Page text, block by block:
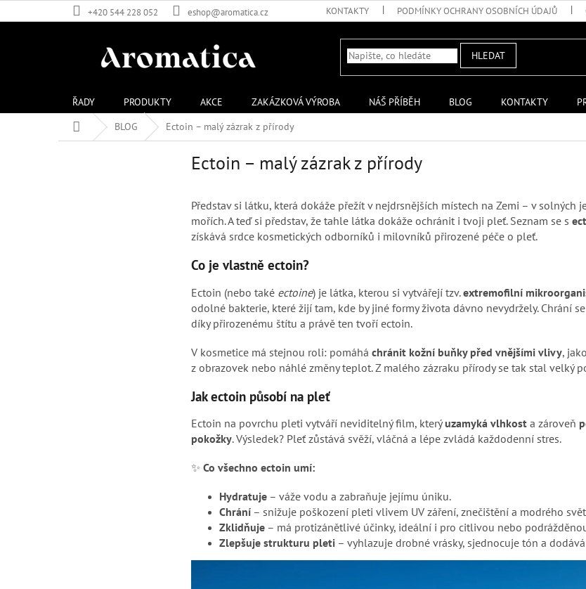
na
+420 544 228 052 eshop@aromatica.cz KONTAKTY PODMÍNKY OCHRANY OSOBNÍCH ÚDAJŮ
HLEDAT
ŘADY PRODUKTY AKCE ZAKÁZKOVÁ VÝROBA NÁŠ PŘÍBĚH BLOG KONTAKTY
Domů
BLOG Ectoin – malý zázrak z přírody
Ectoin – malý zázrak z přírody
Představ si látku, která dokáže přežít v nejdrsnějších místech na Zemi – v solných
mořích. A teď si představ, že tahle látka dokáže ochránit i tvoji pleť. Seznam se s
získává srdce kosmetických odborníků i milovníků přirozené péče o pleť.
Co je vlastně ectoin?
Ectoin (nebo také ectoine) je látka, kterou si vytvářejí tzv.extremofilní
odolné bakterie, které žijí tam, kde by jiné formy života dávno nevydržely. Chrání
díky přirozenému štítu a právě ten tvoří ectoin.
V kosmetice má stejnou roli: pomáhá chránit kožní buňky před vnějšími vlivy,
z obrazovek nebo náhlé změny teplot. Z malého zázraku přírody se tak stal velký
Jak ectoin působí na pleť
Ectoin na povrchu pleti vytváří neviditelný film, kterýuzamyká vlhkost a zároveň
pokožky. Výsledek? Pleť zůstává svěží, vláčná a lépe zvládá každodenní stres.
✨ Co všechno ectoin umí:
Hydratuje – váže vodu a zabraňuje jejímu úniku.
Chrání – snižuje poškození pleti vlivem UV záření, znečištění a modrého
Zklidňuje – má protizánětlivé účinky, ideální i pro citlivou nebo
Zlepšuje strukturu pleti – vyhlazuje drobné vrásky, sjednocuje tón a